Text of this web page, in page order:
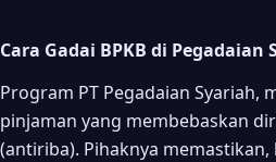
Cara Gadai BPKB di Pegadaian
Program PT Pegadaian Syariah,
pinjaman yang membebaskan
(antiriba). Pihaknya